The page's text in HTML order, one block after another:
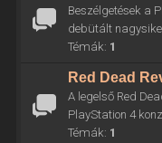
Beszélgetések a
debütált
Témák: 1
Red Dead
A legelső Red
PlayStation 4
Témák: 1